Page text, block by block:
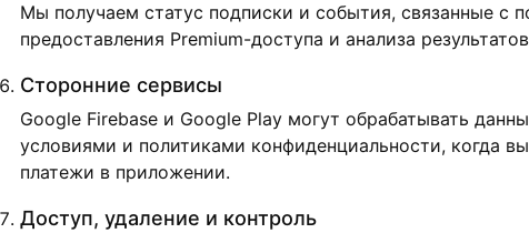
Мы получаем статус подписки и события, связанные с
предоставления Premium-доступа и анализа
Сторонние сервисы
Google Firebase и Google Play могут обрабатывать
условиями и политиками конфиденциальности, когда
платежи в приложении.
Доступ, удаление и контроль